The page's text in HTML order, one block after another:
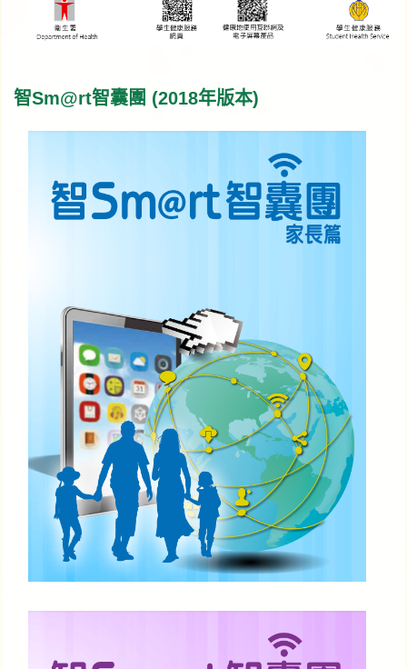
智Sm@rt智囊團 (2018年版本)